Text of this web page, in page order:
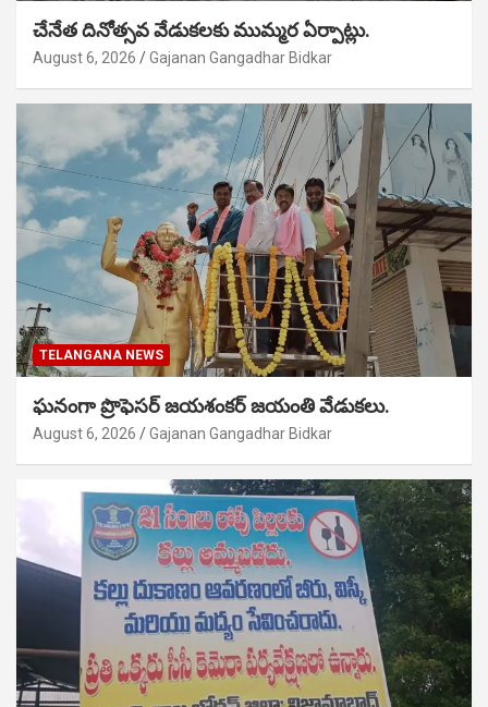
చేనేత దినోత్సవ వేడుకలకు ముమ్మర ఏర్పాట్లు.
August 6, 2026 Gajanan Gangadhar Bidkar
TELANGANA NEWS
ఘనంగా ప్రొఫెసర్ జయశంకర్ జయంతి వేడుకలు.
August 6, 2026 Gajanan Gangadhar Bidkar